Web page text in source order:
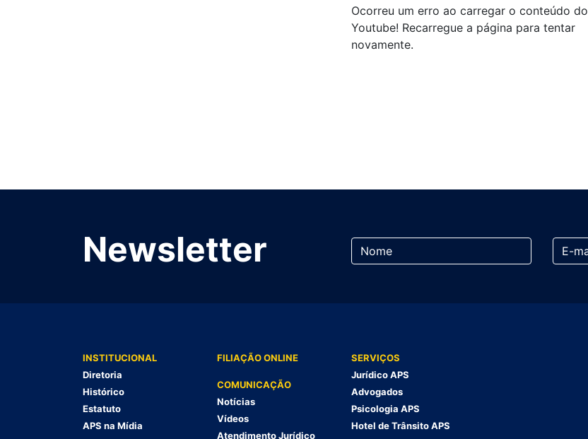
Ocorreu um erro ao carregar o conteúdo do
Youtube! Recarregue a página para tentar
novamente.
Newsletter
INSTITUCIONAL
Diretoria
Histórico
Estatuto
APS na Mídia
FILIAÇÃO ONLINE
COMUNICAÇÃO
Notícias
Vídeos
Atendimento Jurídico
SERVIÇOS
Jurídico APS
Advogados
Psicologia APS
Hotel de Trânsito APS